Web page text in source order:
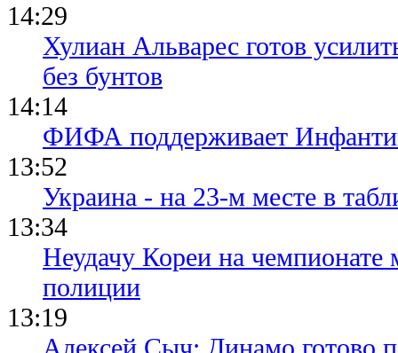
14:29
Хулиан Альварес готов
без бунтов
14:14
ФИФА поддерживает
13:52
Украина - на 23-м месте в
13:34
Неудачу Кореи на
полиции
13:19